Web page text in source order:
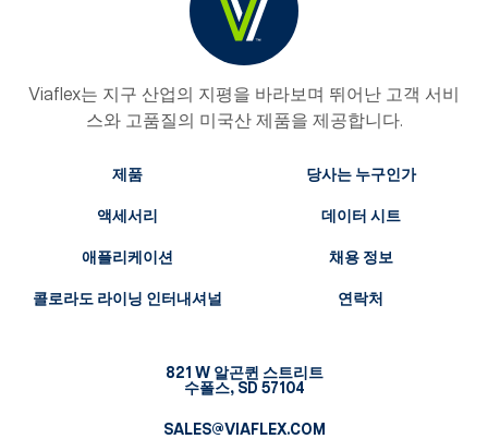
Viaflex는 지구 산업의 지평을 바라보며 뛰어난 고객 서비
스와 고품질의 미국산 제품을 제공합니다.
제품
액세서리
애플리케이션
콜로라도 라이닝 인터내셔널
당사는 누구인가
데이터 시트
채용 정보
연락처
821 W 알곤퀸 스트리트
수폴스, SD 57104
SALES@VIAFLEX.COM